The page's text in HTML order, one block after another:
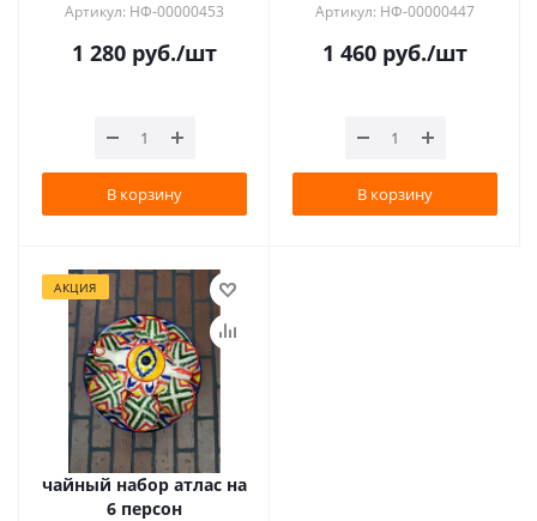
Артикул: НФ-00000453
1 280 руб./шт
В корзину
Артикул: НФ-00000447
1 460 руб./шт
В корзину
АКЦИЯ
чайный набор атлас на
6 персон